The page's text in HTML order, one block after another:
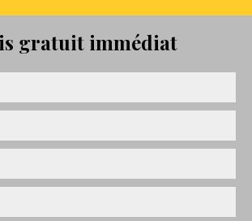
gratuit immédiat